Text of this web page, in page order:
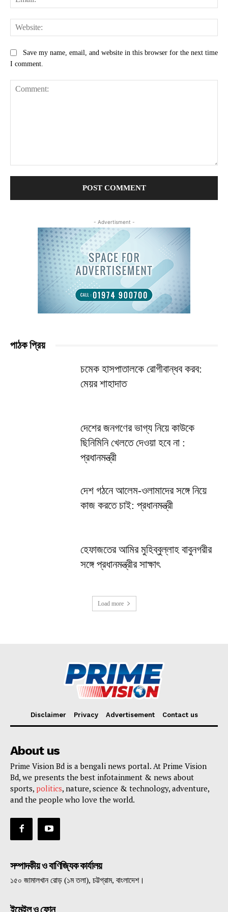
Save my name, email, and website in this browser for the next time
I comment.
- Advertisment -
পাঠক প্রিয়
চমেক হাসপাতালকে রোগীবান্ধব করব:
মেয়র শাহাদাত
দেশের জনগণের ভাগ্য নিয়ে কাউকে
ছিনিমিনি খেলতে দেওয়া হবে না :
প্রধানমন্ত্রী
দেশ গঠনে আলেম-ওলামাদের সঙ্গে নিয়ে
কাজ করতে চাই: প্রধানমন্ত্রী
হেফাজতের আমির মুহিব্বুল্লাহ বাবুনগরীর
সঙ্গে প্রধানমন্ত্রীর সাক্ষাৎ
Load more
Disclaimer Privacy Advertisement Contact us
About us
Prime Vision Bd is a bengali news portal. At Prime Vision
Bd, we presents the best infotainment & news about
sports, politics, nature, science & technology, adventure,
and the people who love the world.
সম্পাদকীয় ও বাণিজ্যিক কার্যালয়
১৫০ জামালখান রোড় (১ম তলা), চট্টগ্রাম, বাংলাদেশ।
ইমেইল ও ফোন